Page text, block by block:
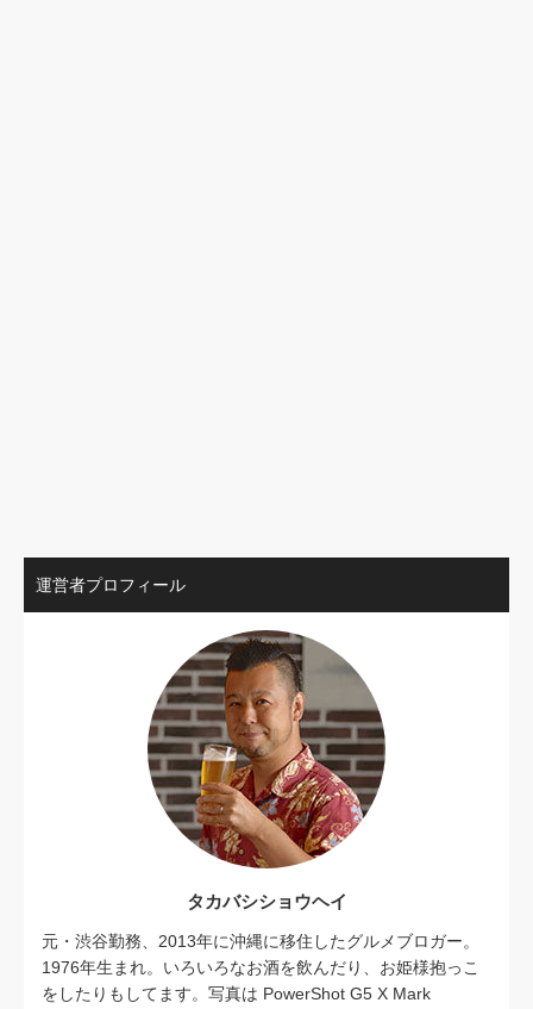
運営者プロフィール
タカバシショウヘイ
元・渋谷勤務、2013年に沖縄に移住したグルメブロガー。
1976年生まれ。いろいろなお酒を飲んだり、お姫様抱っこ
をしたりもしてます。写真は PowerShot G5 X Mark